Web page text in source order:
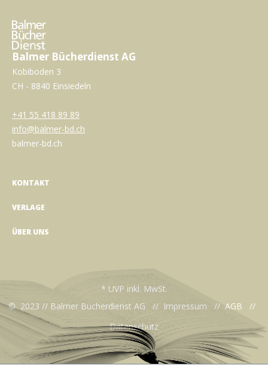
Balmer Bücherdienst AG
Kobiboden 3
CH - 8840 Einsiedeln
+41 55 418 89 89
info@balmer-bd.ch
balmer-bd.ch
KONTAKT
VERLAGE
ÜBER UNS
* UVP inkl. MwSt.
© 2023 // Balmer Bücherdienst AG // Impressum // AGB //
Datenschutz